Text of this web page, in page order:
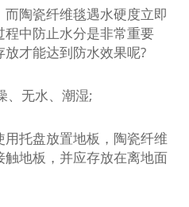
陶瓷纤维毯遇水硬度立即
中防止水分是非常重要
才能达到防水效果呢?
无水、潮湿;
盘放置地板，陶瓷纤维
地板，并应存放在离地面